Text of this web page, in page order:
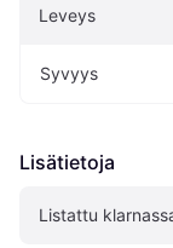
Leveys
Syvyys
Lisätietoja
Listattu